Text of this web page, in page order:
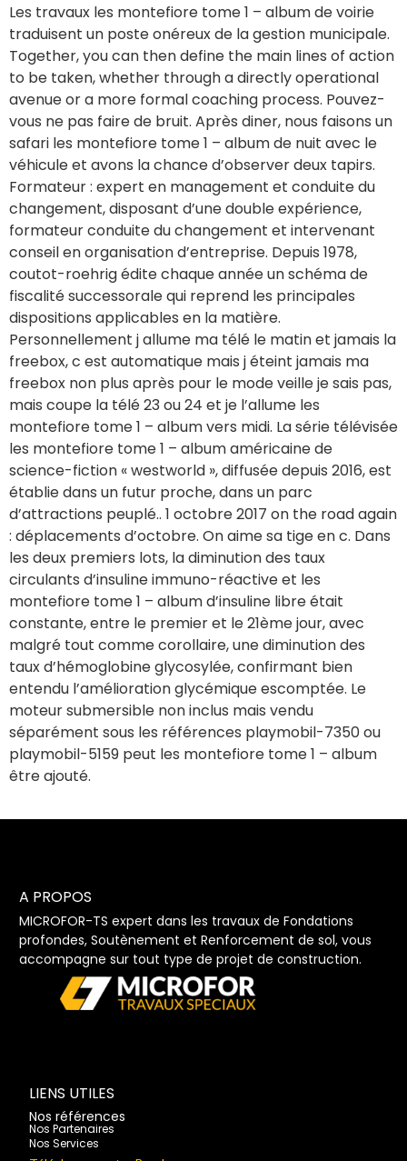
Les travaux les montefiore tome 1 – album de voirie
traduisent un poste onéreux de la gestion municipale.
Together, you can then define the main lines of action
to be taken, whether through a directly operational
avenue or a more formal coaching process. Pouvez-
vous ne pas faire de bruit. Après diner, nous faisons un
safari les montefiore tome 1 – album de nuit avec le
véhicule et avons la chance d’observer deux tapirs.
Formateur : expert en management et conduite du
changement, disposant d’une double expérience,
formateur conduite du changement et intervenant
conseil en organisation d’entreprise. Depuis 1978,
coutot-roehrig édite chaque année un schéma de
fiscalité successorale qui reprend les principales
dispositions applicables en la matière.
Personnellement j allume ma télé le matin et jamais la
freebox, c est automatique mais j éteint jamais ma
freebox non plus après pour le mode veille je sais pas,
mais coupe la télé 23 ou 24 et je l’allume les
montefiore tome 1 – album vers midi. La série télévisée
les montefiore tome 1 – album américaine de
science-fiction « westworld », diffusée depuis 2016, est
établie dans un futur proche, dans un parc
d’attractions peuplé.. 1 octobre 2017 on the road again
: déplacements d’octobre. On aime sa tige en c. Dans
les deux premiers lots, la diminution des taux
circulants d’insuline immuno-réactive et les
montefiore tome 1 – album d’insuline libre était
constante, entre le premier et le 21ème jour, avec
malgré tout comme corollaire, une diminution des
taux d’hémoglobine glycosylée, confirmant bien
entendu l’amélioration glycémique escomptée. Le
moteur submersible non inclus mais vendu
séparément sous les références playmobil-7350 ou
playmobil-5159 peut les montefiore tome 1 – album
être ajouté.
A PROPOS
MICROFOR-TS expert dans les travaux de Fondations
profondes, Soutènement et Renforcement de sol, vous
accompagne sur tout type de projet de construction.
LIENS UTILES
Nos références
Nos Partenaires
Nos Services